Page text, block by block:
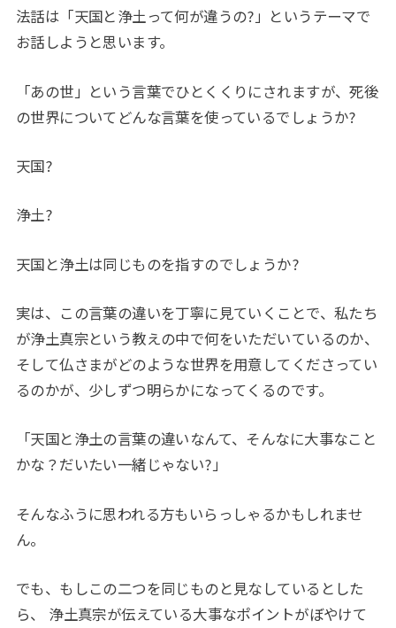
法話は「天国と浄土って何が違うの?」というテーマで
お話しようと思います。
「あの世」という言葉でひとくくりにされますが、死後
の世界についてどんな言葉を使っているでしょうか?
天国?
浄土?
天国と浄土は同じものを指すのでしょうか?
実は、この言葉の違いを丁寧に見ていくことで、私たち
が浄土真宗という教えの中で何をいただいているのか、
そして仏さまがどのような世界を用意してくださってい
るのかが、少しずつ明らかになってくるのです。
「天国と浄土の言葉の違いなんて、そんなに大事なこと
かな？だいたい一緒じゃない?」
そんなふうに思われる方もいらっしゃるかもしれませ
ん。
でも、もしこの二つを同じものと見なしているとした
ら、 浄土真宗が伝えている大事なポイントがぼやけて